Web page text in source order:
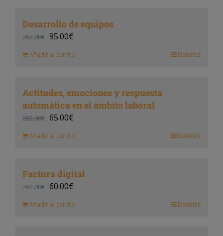
Desarrollo de equipos
262.00€ 95.00€
Añadir al carrito Detalles
Actitudes, emociones y respuesta
automática en el ámbito laboral
262.00€ 65.00€
Añadir al carrito Detalles
Factura digital
262.00€ 60.00€
Añadir al carrito Detalles